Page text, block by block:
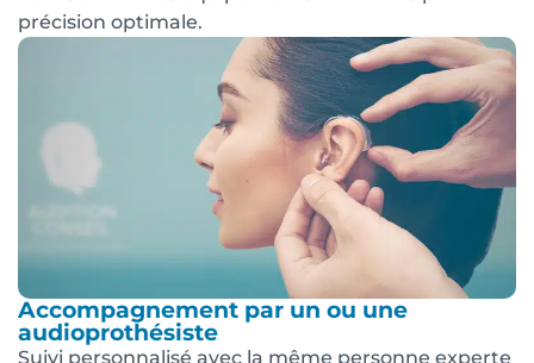
précision optimale.
Accompagnement par un ou une
audioprothésiste
Suivi personnalisé avec la même personne experte